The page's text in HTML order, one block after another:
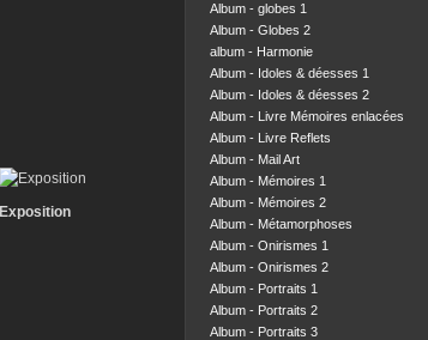
Exposition
Album - globes 1
Album - Globes 2
album - Harmonie
Album - Idoles & déesses 1
Album - Idoles & déesses 2
Album - Livre Mémoires enlacées
Album - Livre Reflets
Album - Mail Art
Album - Mémoires 1
Album - Mémoires 2
Album - Métamorphoses
Album - Onirismes 1
Album - Onirismes 2
Album - Portraits 1
Album - Portraits 2
Album - Portraits 3